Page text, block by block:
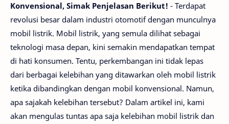
Konvensional, Simak Penjelasan Berikut! - Terdapat
revolusi besar dalam industri otomotif dengan munculnya
mobil listrik. Mobil listrik, yang semula dilihat sebagai
teknologi masa depan, kini semakin mendapatkan tempat
di hati konsumen. Tentu, perkembangan ini tidak lepas
dari berbagai kelebihan yang ditawarkan oleh mobil listrik
ketika dibandingkan dengan mobil konvensional. Namun,
apa sajakah kelebihan tersebut? Dalam artikel ini, kami
akan mengulas tuntas apa saja kelebihan mobil listrik dan